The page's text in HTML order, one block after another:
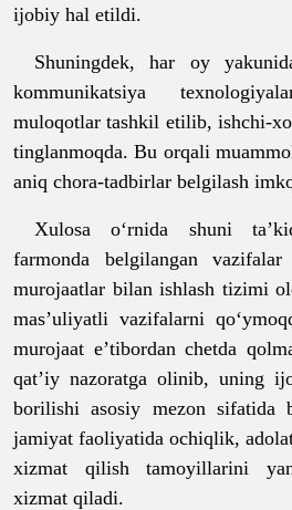
ijobiy hal etildi.
Shuningdek, har oy
kommunikatsiya
muloqotlar tashkil etilib, ishchi-
tinglanmoqda. Bu orqali
aniq chora-tadbirlar belgilash
Xulosa o‘rnida shuni
farmonda belgilangan vazifalar
murojaatlar bilan ishlash tizimi
mas’uliyatli vazifalarni
murojaat e’tibordan chetda
qat’iy nazoratga olinib, uning
borilishi asosiy mezon sifatida
jamiyat faoliyatida ochiqlik,
xizmat qilish tamoyillarini
xizmat qiladi.